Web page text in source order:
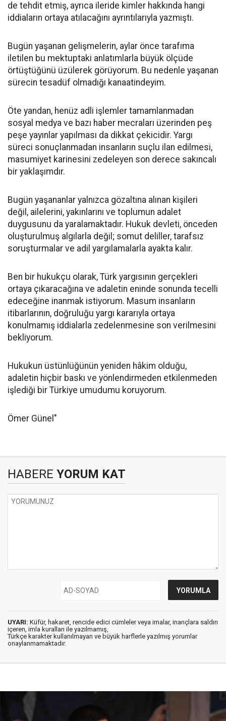
de tehdit etmiş, ayrıca ileride kimler hakkında hangi
iddiaların ortaya atılacağını ayrıntılarıyla yazmıştı.
Bugün yaşanan gelişmelerin, aylar önce tarafıma
iletilen bu mektuptaki anlatımlarla büyük ölçüde
örtüştüğünü üzülerek görüyorum. Bu nedenle yaşanan
sürecin tesadüf olmadığı kanaatindeyim.
Öte yandan, henüz adli işlemler tamamlanmadan
sosyal medya ve bazı haber mecraları üzerinden peş
peşe yayınlar yapılması da dikkat çekicidir. Yargı
süreci sonuçlanmadan insanların suçlu ilan edilmesi,
masumiyet karinesini zedeleyen son derece sakıncalı
bir yaklaşımdır.
Bugün yaşananlar yalnızca gözaltına alınan kişileri
değil, ailelerini, yakınlarını ve toplumun adalet
duygusunu da yaralamaktadır. Hukuk devleti, önceden
oluşturulmuş algılarla değil; somut deliller, tarafsız
soruşturmalar ve adil yargılamalarla ayakta kalır.
Ben bir hukukçu olarak, Türk yargısının gerçekleri
ortaya çıkaracağına ve adaletin eninde sonunda tecelli
edeceğine inanmak istiyorum. Masum insanların
itibarlarının, doğruluğu yargı kararıyla ortaya
konulmamış iddialarla zedelenmesine son verilmesini
bekliyorum.
Hukukun üstünlüğünün yeniden hâkim olduğu,
adaletin hiçbir baskı ve yönlendirmeden etkilenmeden
işlediği bir Türkiye umudumu koruyorum.
Ömer Günel"
HABERE YORUM KAT
UYARI: Küfür, hakaret, rencide edici cümleler veya imalar, inançlara saldırı
içeren, imla kuralları ile yazılmamış,
Türkçe karakter kullanılmayan ve büyük harflerle yazılmış yorumlar
onaylanmamaktadır.